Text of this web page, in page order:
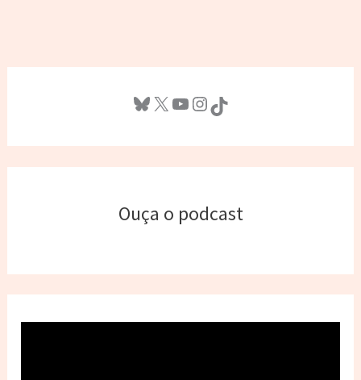
Bluesky X Youtube InstagramTikTok
Ouça o podcast